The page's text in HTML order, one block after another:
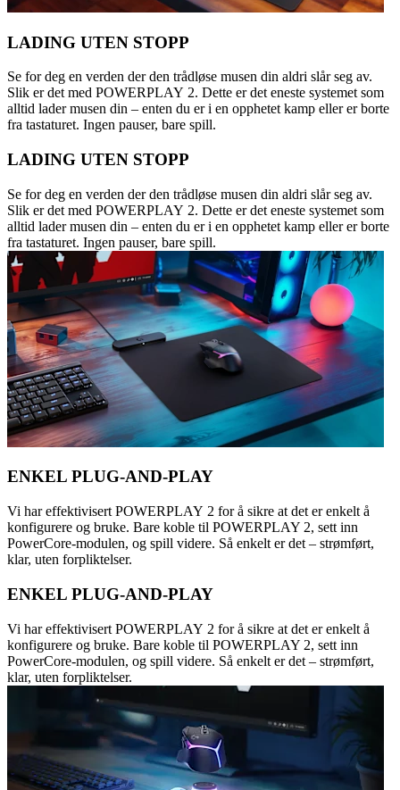
LADING UTEN STOPP
Se for deg en verden der den trådløse musen din aldri slår seg av.
Slik er det med POWERPLAY 2. Dette er det eneste systemet som
alltid lader musen din – enten du er i en opphetet kamp eller er borte
fra tastaturet. Ingen pauser, bare spill.
LADING UTEN STOPP
Se for deg en verden der den trådløse musen din aldri slår seg av.
Slik er det med POWERPLAY 2. Dette er det eneste systemet som
alltid lader musen din – enten du er i en opphetet kamp eller er borte
fra tastaturet. Ingen pauser, bare spill.
ENKEL PLUG-AND-PLAY
Vi har effektivisert POWERPLAY 2 for å sikre at det er enkelt å
konfigurere og bruke. Bare koble til POWERPLAY 2, sett inn
PowerCore-modulen, og spill videre. Så enkelt er det – strømført,
klar, uten forpliktelser.
ENKEL PLUG-AND-PLAY
Vi har effektivisert POWERPLAY 2 for å sikre at det er enkelt å
konfigurere og bruke. Bare koble til POWERPLAY 2, sett inn
PowerCore-modulen, og spill videre. Så enkelt er det – strømført,
klar, uten forpliktelser.